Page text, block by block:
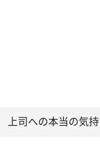
上司への本当の気